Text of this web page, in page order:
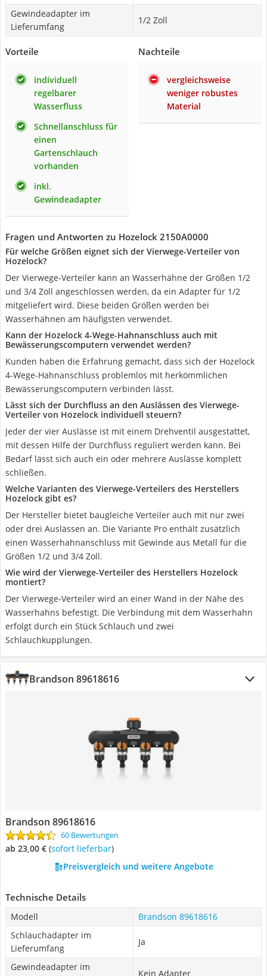
Gewindeadapter im
Lieferumfang
1/2 Zoll
Vorteile
individuell
regelbarer
Wasserfluss
Schnellanschluss für
einen
Gartenschlauch
vorhanden
inkl.
Gewindeadapter
Nachteile
vergleichsweise
weniger robustes
Material
Fragen und Antworten zu Hozelock 2150A0000
Für welche Größen eignet sich der Vierwege-Verteiler von
Hozelock?
Der Vierwege-Verteiler kann an Wasserhähne der Größen 1/2
und 3/4 Zoll angeschlossen werden, da ein Adapter für 1/2
mitgeliefert wird. Diese beiden Größen werden bei
Wasserhähnen am häufigsten verwendet.
Kann der Hozelock 4-Wege-Hahnanschluss auch mit
Bewässerungscomputern verwendet werden?
Kunden haben die Erfahrung gemacht, dass sich der Hozelock
4-Wege-Hahnanschluss problemlos mit herkömmlichen
Bewässerungscomputern verbinden lässt.
Lässt sich der Durchfluss an den Auslässen des Vierwege-
Verteiler von Hozelock individuell steuern?
Jeder der vier Auslässe ist mit einem Drehventil ausgestattet,
mit dessen Hilfe der Durchfluss reguliert werden kann. Bei
Bedarf lässt sich auch ein oder mehrere Auslässe komplett
schließen.
Welche Varianten des Vierwege-Verteilers des Herstellers
Hozelock gibt es?
Der Hersteller bietet baugleiche Verteiler auch mit nur zwei
oder drei Auslässen an. Die Variante Pro enthält zusätzlich
einen Wasserhahnanschluss mit Gewinde aus Metall für die
Größen 1/2 und 3/4 Zoll.
Wie wird der Vierwege-Verteiler des Herstellers Hozelock
montiert?
Der Vierwege-Verteiler wird an einer Wand in der Nähe des
Wasserhahns befestigt. Die Verbindung mit dem Wasserhahn
erfolgt durch ein Stück Schlauch und zwei
Schlauchkupplungen.
Brandson 89618616
Brandson 89618616
60 Bewertungen
ab 23,00 € ( Sofort lieferbar)
Preisvergleich und weitere Angebote
Technische Details
Modell
Brandson 89618616
Schlauchadapter im
Lieferumfang
Ja
Gewindeadapter im
Kein Adapter